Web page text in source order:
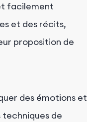
facilement
et des récits,
proposition de
des émotions et
de